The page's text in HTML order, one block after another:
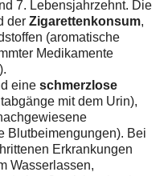
7. Lebensjahrzehnt. Die
der Zigarettenkonsum,
(aromatische
Medikamente
eine schmerzlose
mit dem Urin),
Blutbeimengungen). Bei
Erkrankungen
Wasserlassen,